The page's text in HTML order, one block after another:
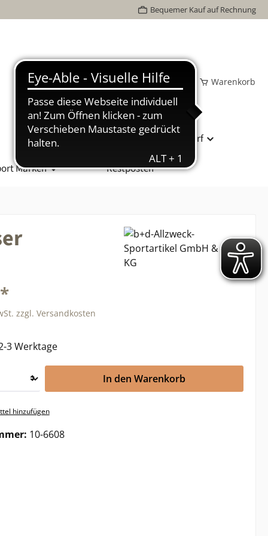
Bequemer Kauf auf Rechnung
Wunschzettel Mein Konto Warenkorb
Bundesliga Spielball Vereinsbedarf
Marken Restposten
zzgl. Versandkosten
3 Werktage
In den Warenkorb
hinzufügen
10-6608